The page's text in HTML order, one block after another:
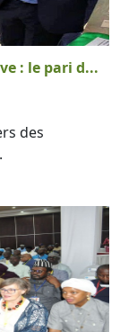
: le pari d...
des